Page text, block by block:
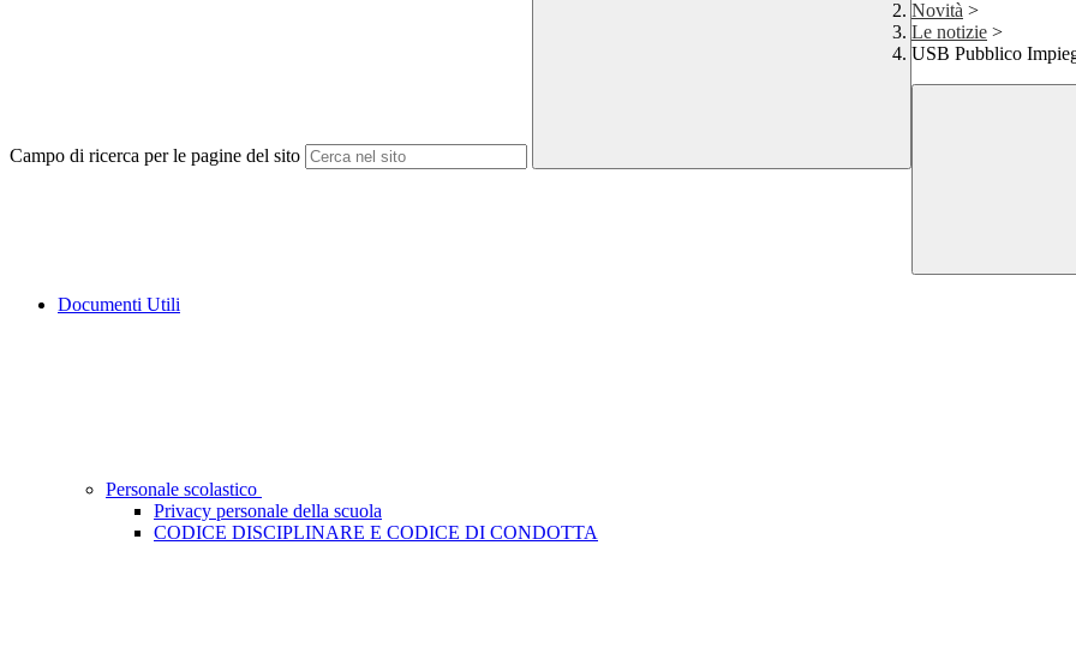
Campo di ricerca per le pagine del sito
Novità >
Le notizie >
USB Pubblico
Documenti Utili
Personale scolastico
Privacy personale della scuola
CODICE DISCIPLINARE E CODICE DI CONDOTTA